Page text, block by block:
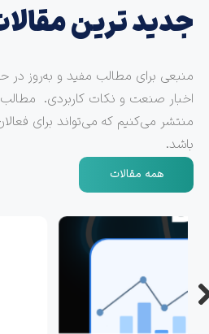
جدید ترین
منبعی برای مطالب مفید و به‌روز در
اخبار صنعت و نکات کاربردی.
منتشر می‌کنیم که می‌تواند برای
باشد.
همه مقالات